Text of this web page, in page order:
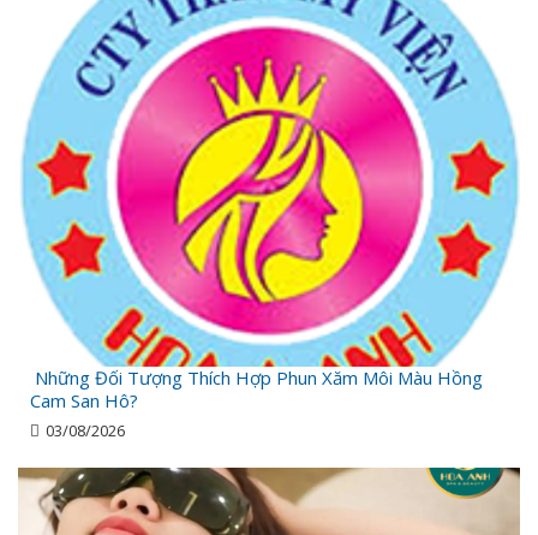
Những Đối Tượng Thích Hợp Phun Xăm Môi Màu Hồng
Cam San Hô?
03/08/2026